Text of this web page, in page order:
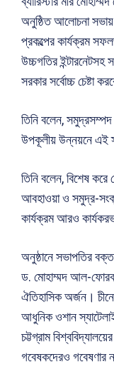
অনুষ্ঠিত আলোচনা সভায়
প্রকল্পের কার্যক্রম
উচ্চগতির ইন্টারনেটসহ
সরকার সর্বোচ্চ চেষ্টা
তিনি বলেন,
উপকূলীয় উন্নয়নে এই
তিনি বলেন, বিশেষ
আবহাওয়া ও সমুদ্র-
কার্যক্রম আরও
অনুষ্ঠানে সভাপতির
ড. মোহাম্মদ আল-
ঐতিহাসিক অর্জন।
আধুনিক ওশান
চট্টগ্রাম
গবেষকদেরও গবেষণার